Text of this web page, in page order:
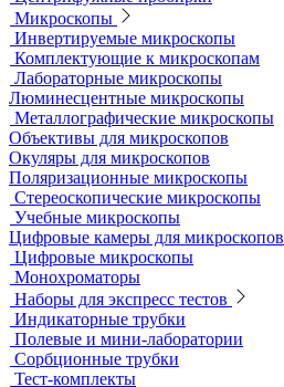
Микроскопы
Инвертируемые микроскопы
Комплектующие к микроскопам
Лабораторные микроскопы
Люминесцентные микроскопы
Металлографические микроскопы
Объективы для микроскопов
Окуляры для микроскопов
Поляризационные микроскопы
Стереоскопические микроскопы
Учебные микроскопы
Цифровые камеры для микроскопов
Цифровые микроскопы
Монохроматоры
Наборы для экспресс тестов
Индикаторные трубки
Полевые и мини-лаборатории
Сорбционные трубки
Тест-комплекты